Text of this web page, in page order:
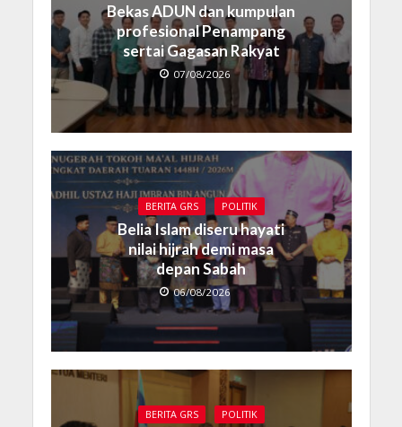
Bekas ADUN dan kumpulan
profesional Penampang
sertai Gagasan Rakyat
07/08/2026
BERITA GRS POLITIK
Belia Islam diseru hayati
nilai hijrah demi masa
depan Sabah
06/08/2026
BERITA GRS POLITIK